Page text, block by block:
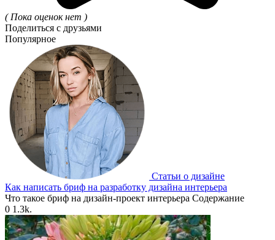
( Пока оценок нет )
Поделиться с друзьями
Популярное
Статьи о дизайне
Как написать бриф на разработку дизайна интерьера
Что такое бриф на дизайн-проект интерьера Содержание
0 1.3k.